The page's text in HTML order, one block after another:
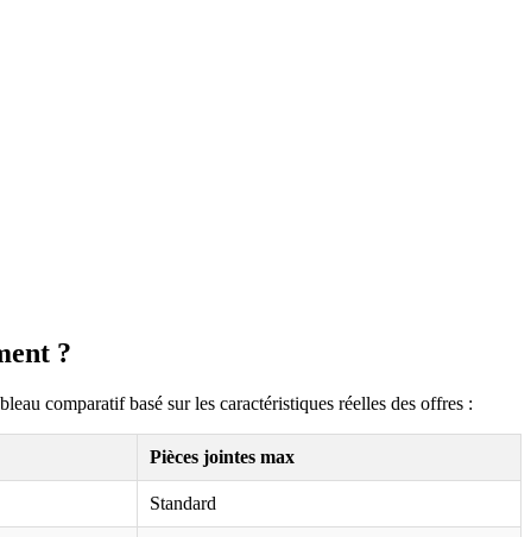
?
comparatif basé sur les caractéristiques réelles des offres :
Pièces jointes max
Standard